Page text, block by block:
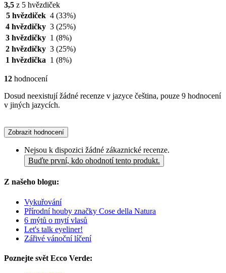
3,5 z 5 hvězdiček
5 hvězdiček 4 (33%)
4 hvězdičky 3 (25%)
3 hvězdičky 1 (8%)
2 hvězdičky 3 (25%)
1 hvězdička 1 (8%)
12 hodnocení
Dosud neexistují žádné recenze v jazyce čeština, pouze 9 hodnocení
v jiných jazycích.
Zobrazit hodnocení
Nejsou k dispozici žádné zákaznické recenze.
Buďte první, kdo ohodnotí tento produkt.
Z našeho blogu:
Vykuřování
Přírodní houby značky Cose della Natura
6 mýtů o mytí vlasů
Let's talk eyeliner!
Zářivé vánoční líčení
Poznejte svět Ecco Verde: